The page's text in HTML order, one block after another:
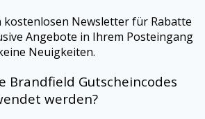
kostenlosen Newsletter für Rabatte
Angebote in Ihrem Posteingang
Neuigkeiten.
Brandfield Gutscheincodes
werden?